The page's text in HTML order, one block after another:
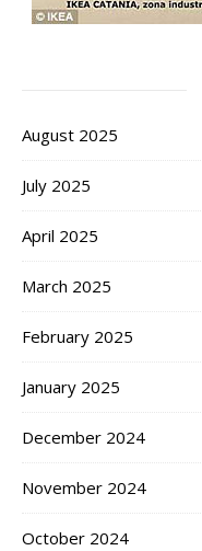
August 2025
July 2025
April 2025
March 2025
February 2025
January 2025
December 2024
November 2024
October 2024